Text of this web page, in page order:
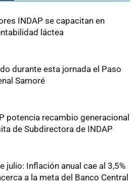
INDAP se capacitan en
láctea
durante esta jornada el Paso
Samoré
potencia recambio generacional
de Subdirectora de INDAP
julio: Inflación anual cae al 3,5%
a la meta del Banco Central